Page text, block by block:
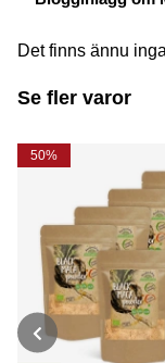
Det finns ännu
Se fler varor
50%